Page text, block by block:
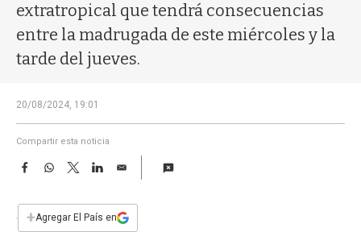
extratropical que tendrá consecuencias
entre la madrugada de este miércoles y la
tarde del jueves.
20/08/2024, 19:01
Compartir esta noticia
F
e
b
W
s
T
w
t
L
E
i
l
+Agregar El País en